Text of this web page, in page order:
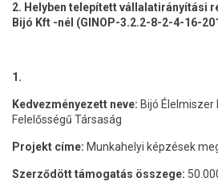
2. Helyben telepített vállalatirányítási
Bijó Kft -nél (GINOP-3.2.2-8-2-4-16-
1.
Kedvezményezett neve: Bijó
Felelősségű Társaság
Projekt címe: Munkahelyi képzések
Szerződött támogatás összege: